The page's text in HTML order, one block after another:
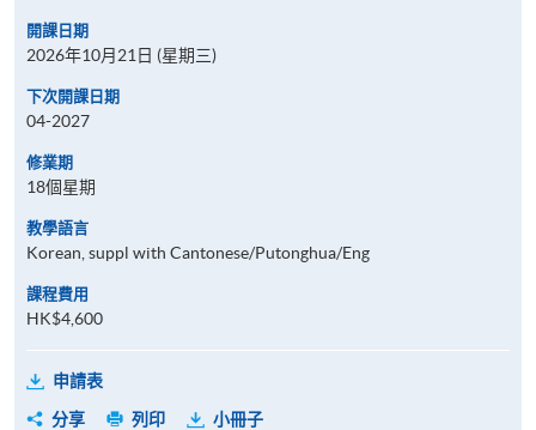
開課日期
2026年10月21日 (星期三)
下次開課日期
04-2027
修業期
18個星期
教學語言
Korean, suppl with Cantonese/Putonghua/Eng
課程費用
HK$4,600
申請表
分享
列印 小冊子